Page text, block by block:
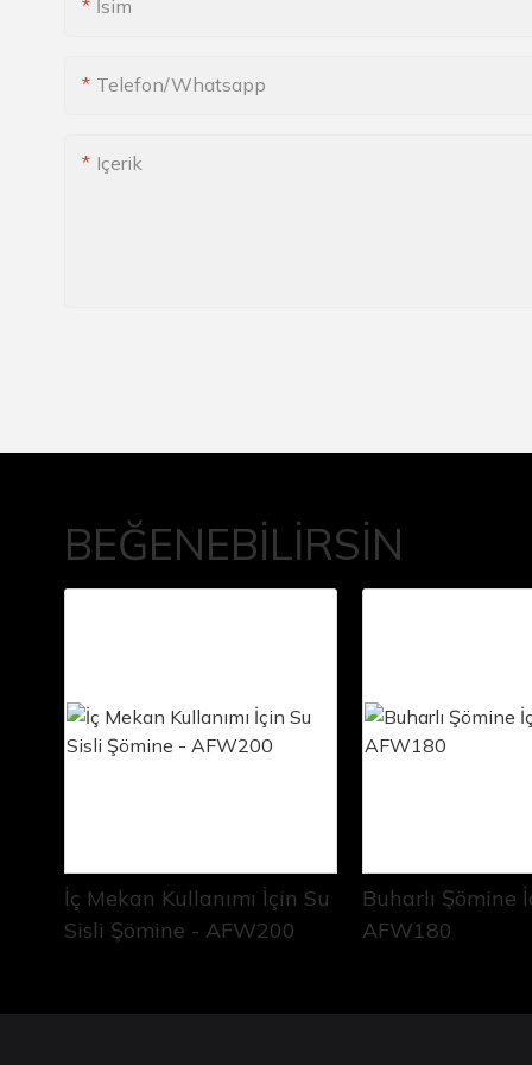
İsim
Telefon/whatsapp
Içerik
BEĞENEBILIRSIN
İç Mekan Kullanımı İçin Su
Sisli Şömine - AFW200
Buharlı Şömine
AFW180